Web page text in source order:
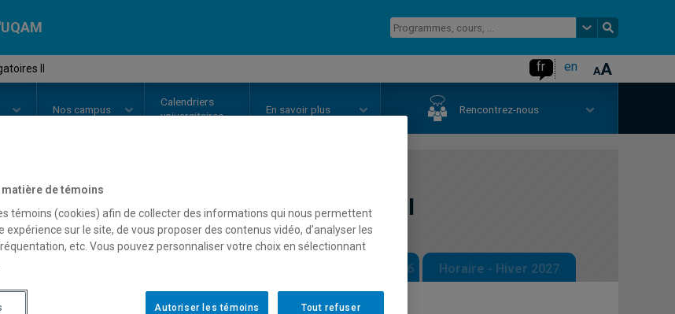
II fr en
Nos campus
Calendriers
universitaires
En savoir plus Rencontrez-nous
// REL7071-Lectures obligatoires II
Horaire - Automne 2026 Horaire - Hiver 2027
de témoins
témoins (cookies) afin de collecter des informations qui nous permettent
expérience sur le site, de vous proposer des contenus vidéo, d’analyser les
etc. Vous pouvez personnaliser votre choix en sélectionnant
Tout refuser
Autoriser les témoins